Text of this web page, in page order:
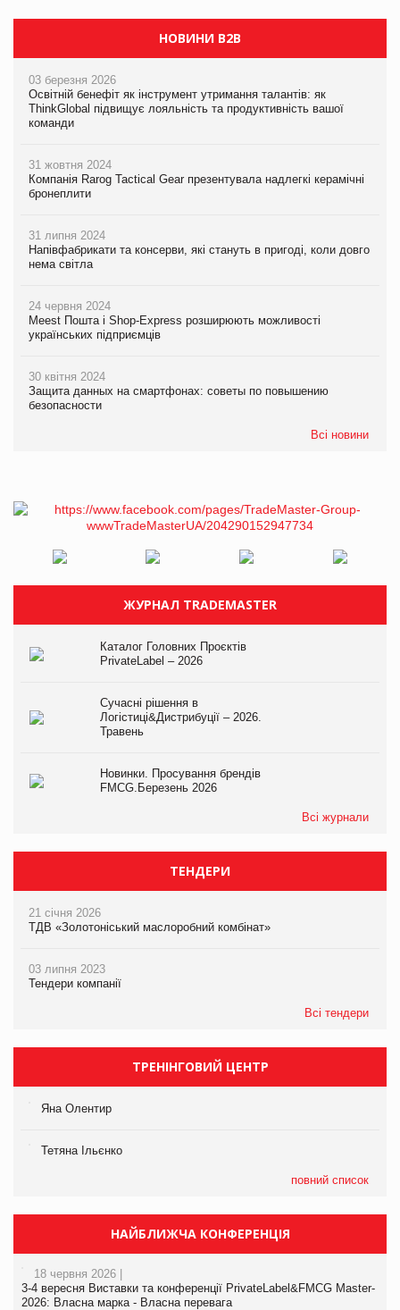
НОВИНИ B2B
03 березня 2026
Освітній бенефіт як інструмент утримання талантів: як
ThinkGlobal підвищує лояльність та продуктивність вашої
команди
31 жовтня 2024
Компанія Rarog Tactical Gear презентувала надлегкі керамічні
бронеплити
31 липня 2024
Напівфабрикати та консерви, які стануть в пригоді, коли довго
нема світла
24 червня 2024
Meest Пошта і Shop-Express розширюють можливості
українських підприємців
30 квітня 2024
Защита данных на смартфонах: советы по повышению
безопасности
Всі новини
ЖУРНАЛ TRADEMASTER
Каталог Головних Проєктів
PrivateLabel – 2026
Сучасні рішення в
Логістиці&Дистрибуції – 2026.
Травень
Новинки. Просування брендів
FMCG.Березень 2026
Всі журнали
ТЕНДЕРИ
21 січня 2026
ТДВ «Золотоніський маслоробний комбінат»
03 липня 2023
Тендери компанії
Всі тендери
ТРЕНІНГОВИЙ ЦЕНТР
Яна Олентир
Тетяна Ільєнко
повний список
НАЙБЛИЖЧА КОНФЕРЕНЦІЯ
18 червня 2026 |
3-4 вересня Виставки та конференції PrivateLabel&FMCG Master-
2026: Власна марка - Власна перевага